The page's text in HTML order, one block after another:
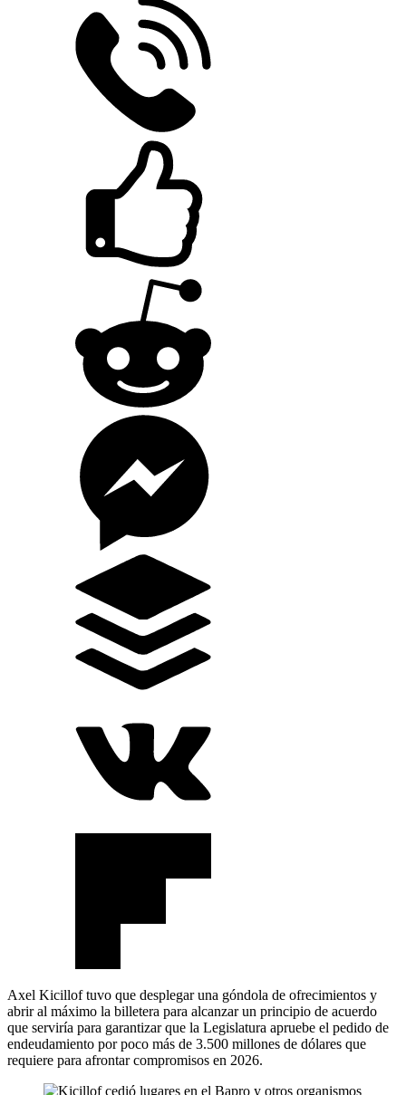
Axel Kicillof tuvo que desplegar una góndola de ofrecimientos y
abrir al máximo la billetera para alcanzar un principio de acuerdo
que serviría para garantizar que la Legislatura apruebe el pedido de
endeudamiento por poco más de 3.500 millones de dólares que
requiere para afrontar compromisos en 2026.